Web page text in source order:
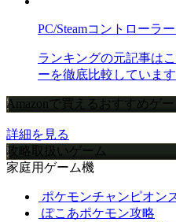
PC/Steamコントローラ
ランキングの元記事は
ーを徹底比較しています
Amazonで買えるおすすめゲ
詳細を見る
攻略取扱いゲーム
家庭用ゲーム機
ポケモンチャンピオン
ぽこあポケモン攻略